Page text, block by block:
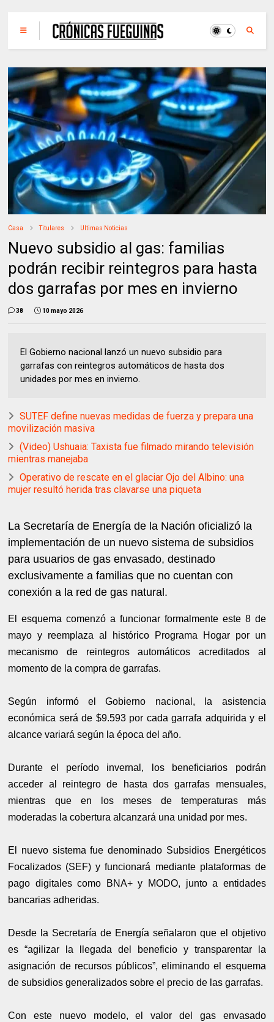
Casa Titulares Ultimas Noticias
Nuevo subsidio al gas: familias
podrán recibir reintegros para hasta
dos garrafas por mes en invierno
38 10 mayo 2026
El Gobierno nacional lanzó un nuevo subsidio para
garrafas con reintegros automáticos de hasta dos
unidades por mes en invierno.
SUTEF define nuevas medidas de fuerza y prepara una
movilización masiva
(Video) Ushuaia: Taxista fue filmado mirando televisión
mientras manejaba
Operativo de rescate en el glaciar Ojo del Albino: una
mujer resultó herida tras clavarse una piqueta
La Secretaría de Energía de la Nación oficializó la
implementación de un nuevo sistema de subsidios
para usuarios de gas envasado, destinado
exclusivamente a familias que no cuentan con
conexión a la red de gas natural.
El esquema comenzó a funcionar formalmente este 8 de
mayo y reemplaza al histórico Programa Hogar por un
mecanismo de reintegros automáticos acreditados al
momento de la compra de garrafas.
Según informó el Gobierno nacional, la asistencia
económica será de $9.593 por cada garrafa adquirida y el
alcance variará según la época del año.
Durante el período invernal, los beneficiarios podrán
acceder al reintegro de hasta dos garrafas mensuales,
mientras que en los meses de temperaturas más
moderadas la cobertura alcanzará una unidad por mes.
El nuevo sistema fue denominado Subsidios Energéticos
Focalizados (SEF) y funcionará mediante plataformas de
pago digitales como BNA+ y MODO, junto a entidades
bancarias adheridas.
Desde la Secretaría de Energía señalaron que el objetivo
es “agilizar la llegada del beneficio y transparentar la
asignación de recursos públicos”, eliminando el esquema
de subsidios generalizados sobre el precio de las garrafas.
Con este nuevo modelo, el valor del gas envasado